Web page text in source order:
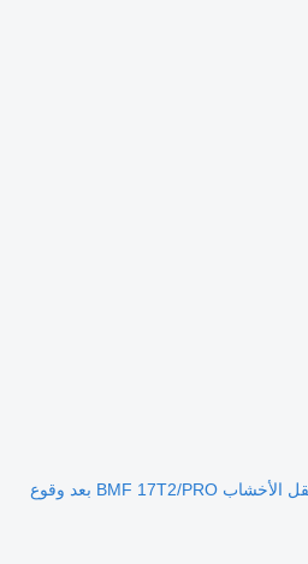
العربات المقطورة شاحنة نقل الأخشاب BMF 17T2/PRO بعد وقوع